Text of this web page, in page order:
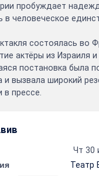
пробуждает
в человеческое
состоялась во
актёры из Израиля и
постановка была
и вызвала широкий
в прессе.
Чт 30
Театр